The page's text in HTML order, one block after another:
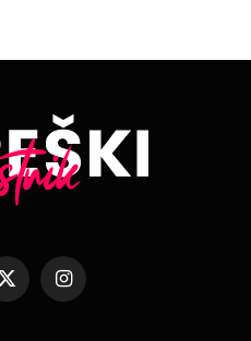
X
Instagram